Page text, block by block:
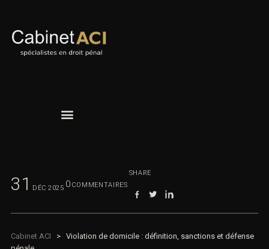
31 DÉC 2025 0 COMMENTAIRES
SHARE
Cabinet ACI > Violation de domicile : définition, sanctions et
défense pénale